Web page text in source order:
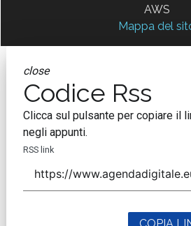
AWS
Mappa del
close
Codice Rss
Clicca sul pulsante per copiare il
negli appunti.
RSS link
COPIA